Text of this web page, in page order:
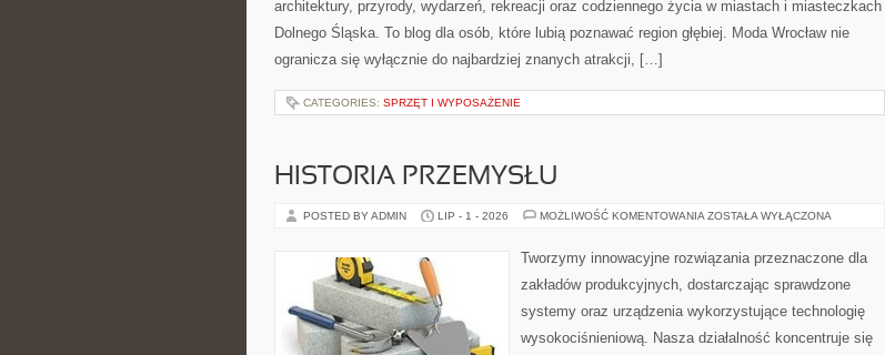
architektury, przyrody, wydarzeń, rekreacji oraz codziennego życia w miastach i miasteczkach
Dolnego Śląska. To blog dla osób, które lubią poznawać region głębiej. Moda Wrocław nie
ogranicza się wyłącznie do najbardziej znanych atrakcji, […]
CATEGORIES: SPRZĘT I WYPOSAŻENIE
HISTORIA PRZEMYSŁU
POSTED BY ADMIN LIP - 1 - 2026 MOŻLIWOŚĆ KOMENTOWANIA HISTORIA
ZOSTAŁA WYŁĄCZONA
Tworzymy innowacyjne rozwiązania przeznaczone dla
zakładów produkcyjnych, dostarczając sprawdzone
systemy oraz urządzenia wykorzystujące technologię
wysokociśnieniową. Nasza działalność koncentruje się